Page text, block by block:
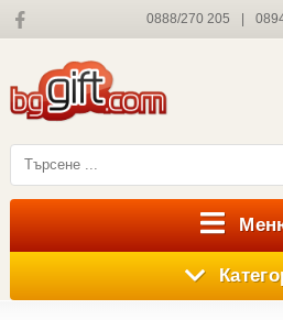
0888/270 205